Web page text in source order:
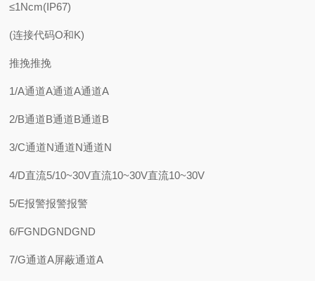
≤1Ncm(IP67)
(连接代码O和K)
推挽推挽
1/A通道A通道A通道A
2/B通道B通道B通道B
3/C通道N通道N通道N
4/D直流5/10~30V直流10~30V直流10~30V
5/E报警报警报警
6/FGNDGNDGND
7/G通道A屏蔽通道A